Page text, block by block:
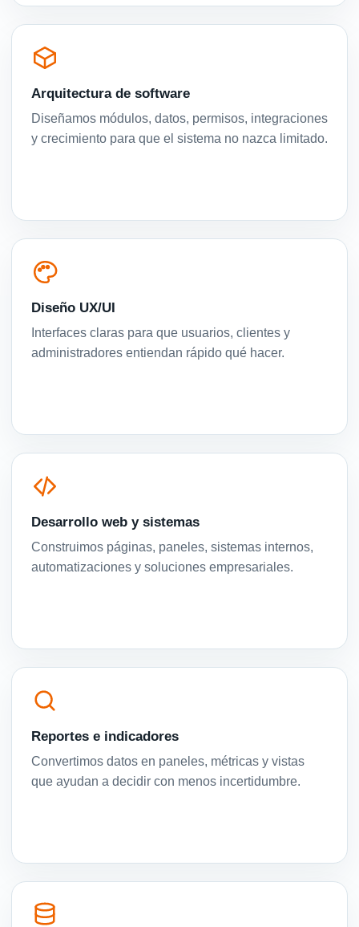
Arquitectura de software
Diseñamos módulos, datos, permisos, integraciones
y crecimiento para que el sistema no nazca limitado.
Diseño UX/UI
Interfaces claras para que usuarios, clientes y
administradores entiendan rápido qué hacer.
Desarrollo web y sistemas
Construimos páginas, paneles, sistemas internos,
automatizaciones y soluciones empresariales.
Reportes e indicadores
Convertimos datos en paneles, métricas y vistas
que ayudan a decidir con menos incertidumbre.